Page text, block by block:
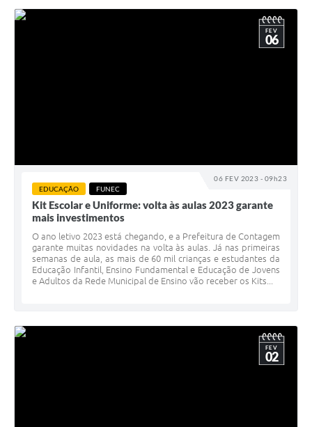
06 FEV 2023 - 09h23
FEV
06
EDUCAÇÃO FUNEC
Kit Escolar e Uniforme: volta às aulas 2023 garante
mais investimentos
O ano letivo 2023 está chegando, e a Prefeitura de Contagem
garante muitas novidades na volta às aulas. Já nas primeiras
semanas de aula, as mais de 60 mil crianças e estudantes da
Educação Infantil, Ensino Fundamental e Educação de Jovens
e Adultos da Rede Municipal de Ensino vão receber os Kits...
FEV
02